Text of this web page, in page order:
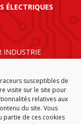
susceptibles de
visite sur le site pour
relatives aux
du site. Vous
partie de ces cookies
ÉLECTRIQUES
INDUSTRIE
EXUPÉRY